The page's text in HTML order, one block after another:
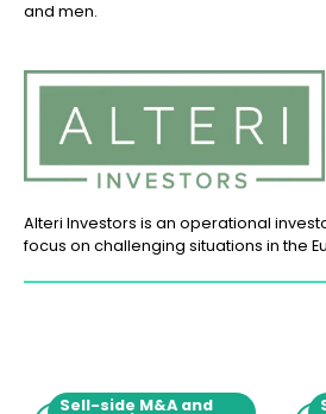
and men.
Alteri Investors is an operational
focus on challenging situations in the
Sell-side M&A and